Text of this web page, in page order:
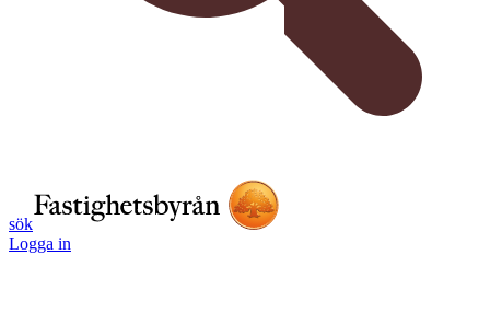
sök
Logga in